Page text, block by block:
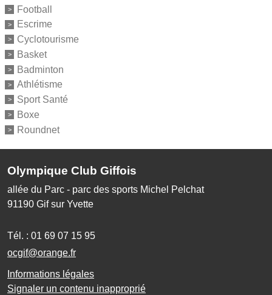
Football
Escrime
Cyclotourisme
Basket
Badminton
Athlétisme
Sport Santé
Boxe
Roundnet
Olympique Club Giffois
allée du Parc - parc des sports Michel Pelchat
91190 Gif sur Yvette
Tél. : 01 69 07 15 95
ocgif@orange.fr
Informations légales
Signaler un contenu inapproprié